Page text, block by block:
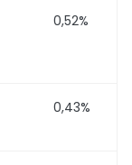
0,52%
0,43%